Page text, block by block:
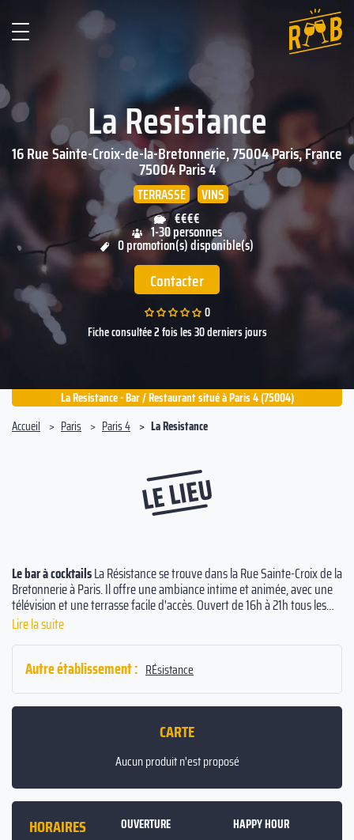
La Resistance
16 Rue Sainte-Croix-de-la-Bretonnerie, 75004 Paris, France
75004Paris 4
TERRASSE
VINS
€€€€
1-30 personnes
0 promotion(s) disponible(s)
Contacter
0
Fiche consultée 2 fois les 30 derniers jours
La Resistance - Bar / Restaurant situé à Paris 4 (75004)
Accueil
Paris Paris 4 La Resistance
LE LIEU
Le bar à cocktailsLa Résistance se trouve dans la Rue Sainte-Croix de la
Bretonnerie à Paris. Il offre une ambiance intime et animée, avec une
télévision et une terrasse facile d'accès. Ouvert de 16h à 21h tous les
jours, vous pourrez déguster des cocktails créatifs et inventifs, ainsi
Lire la suite
Autre établissement : RÉsistance
CARTE
Aucun produit n'est proposé
HORAIRES OUVERTURE HAPPY HOUR